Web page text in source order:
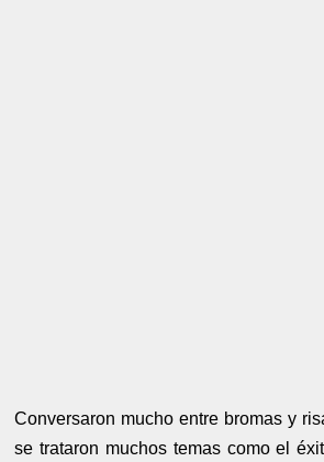
Conversaron mucho entre bromas y
se trataron muchos temas como el